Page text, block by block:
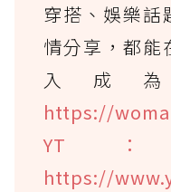
穿搭、娛樂話
情分享，都能
入成
https://
YT
https://